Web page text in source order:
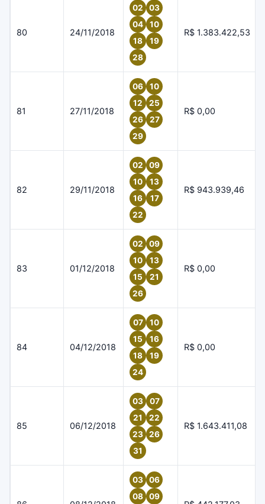
80 24/11/2018
02
03
04
10
18
19
28
R$ 1.383.422,53
81 27/11/2018
06
10
12
25
26
27
29
R$ 0,00
82 29/11/2018
02
09
10
13
16
17
22
R$ 943.939,46
83 01/12/2018
02
09
10
13
15
21
26
R$ 0,00
84 04/12/2018
07
10
15
16
18
19
24
R$ 0,00
85 06/12/2018
03
07
21
22
23
26
31
R$ 1.643.411,08
03
06
08
09